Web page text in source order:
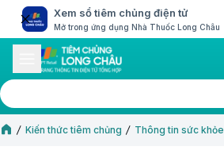
Xem sổ tiêm chủng điện tử
Mở trong ứng dụng Nhà Thuốc Long Châu
Kiến thức tiêm chủng Thông tin sức khỏe